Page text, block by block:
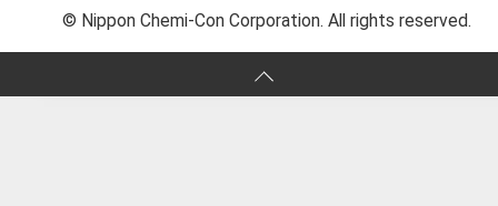
© Nippon Chemi-Con Corporation. All rights reserved.